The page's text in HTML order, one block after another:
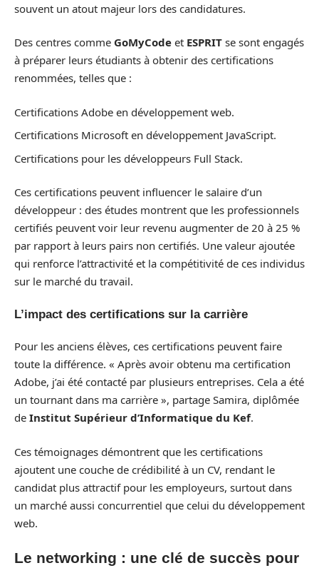
souvent un atout majeur lors des candidatures.
Des centres comme GoMyCode et ESPRIT se sont engagés
à préparer leurs étudiants à obtenir des certifications
renommées, telles que :
Certifications Adobe en développement web.
Certifications Microsoft en développement JavaScript.
Certifications pour les développeurs Full Stack.
Ces certifications peuvent influencer le salaire d’un
développeur : des études montrent que les professionnels
certifiés peuvent voir leur revenu augmenter de 20 à 25 %
par rapport à leurs pairs non certifiés. Une valeur ajoutée
qui renforce l’attractivité et la compétitivité de ces individus
sur le marché du travail.
L’impact des certifications sur la carrière
Pour les anciens élèves, ces certifications peuvent faire
toute la différence. « Après avoir obtenu ma certification
Adobe, j’ai été contacté par plusieurs entreprises. Cela a été
un tournant dans ma carrière », partage Samira, diplômée
de Institut Supérieur d’Informatique du Kef.
Ces témoignages démontrent que les certifications
ajoutent une couche de crédibilité à un CV, rendant le
candidat plus attractif pour les employeurs, surtout dans
un marché aussi concurrentiel que celui du développement
web.
Le networking : une clé de succès pour